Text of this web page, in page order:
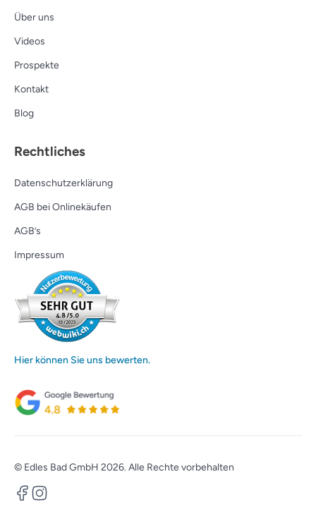
Über uns
Videos
Prospekte
Kontakt
Blog
Rechtliches
Datenschutzerklärung
AGB bei Onlinekäufen
AGB’s
Impressum
Hier können Sie uns bewerten.
© Edles Bad GmbH 2026. Alle Rechte vorbehalten